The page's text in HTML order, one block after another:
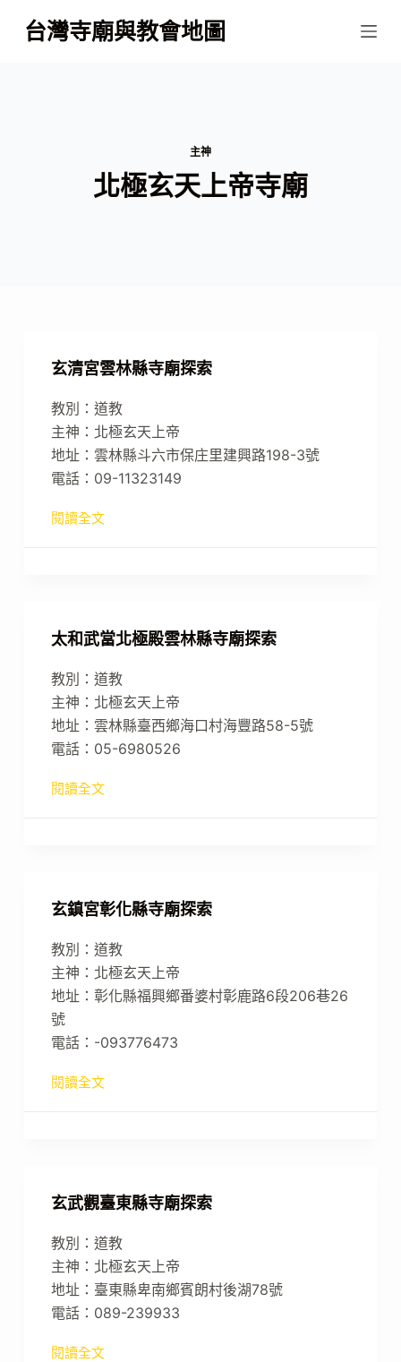
跳
至
台灣寺廟與教會地圖
主神
北極玄天上帝寺廟
玄清宮雲林縣寺廟探索
教別：道教
主神：北極玄天上帝
地址：雲林縣斗六市保庄里建興路198-3號
電話：09-11323149
閱讀全文
太和武當北極殿雲林縣寺廟探索
教別：道教
主神：北極玄天上帝
地址：雲林縣臺西鄉海口村海豐路58-5號
電話：05-6980526
閱讀全文
玄鎮宮彰化縣寺廟探索
教別：道教
主神：北極玄天上帝
地址：彰化縣福興鄉番婆村彰鹿路6段206巷26
號
電話：-093776473
閱讀全文
玄武觀臺東縣寺廟探索
教別：道教
主神：北極玄天上帝
地址：臺東縣卑南鄉賓朗村後湖78號
電話：089-239933
閱讀全文